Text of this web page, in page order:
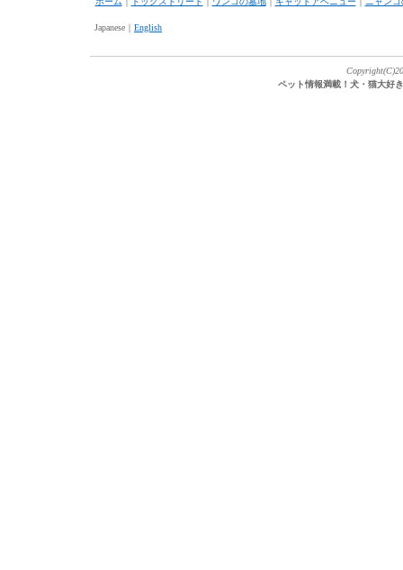
Japanese｜ English
ペット情報満載！犬・猫大好